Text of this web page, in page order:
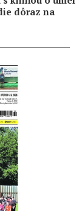
dôraz na